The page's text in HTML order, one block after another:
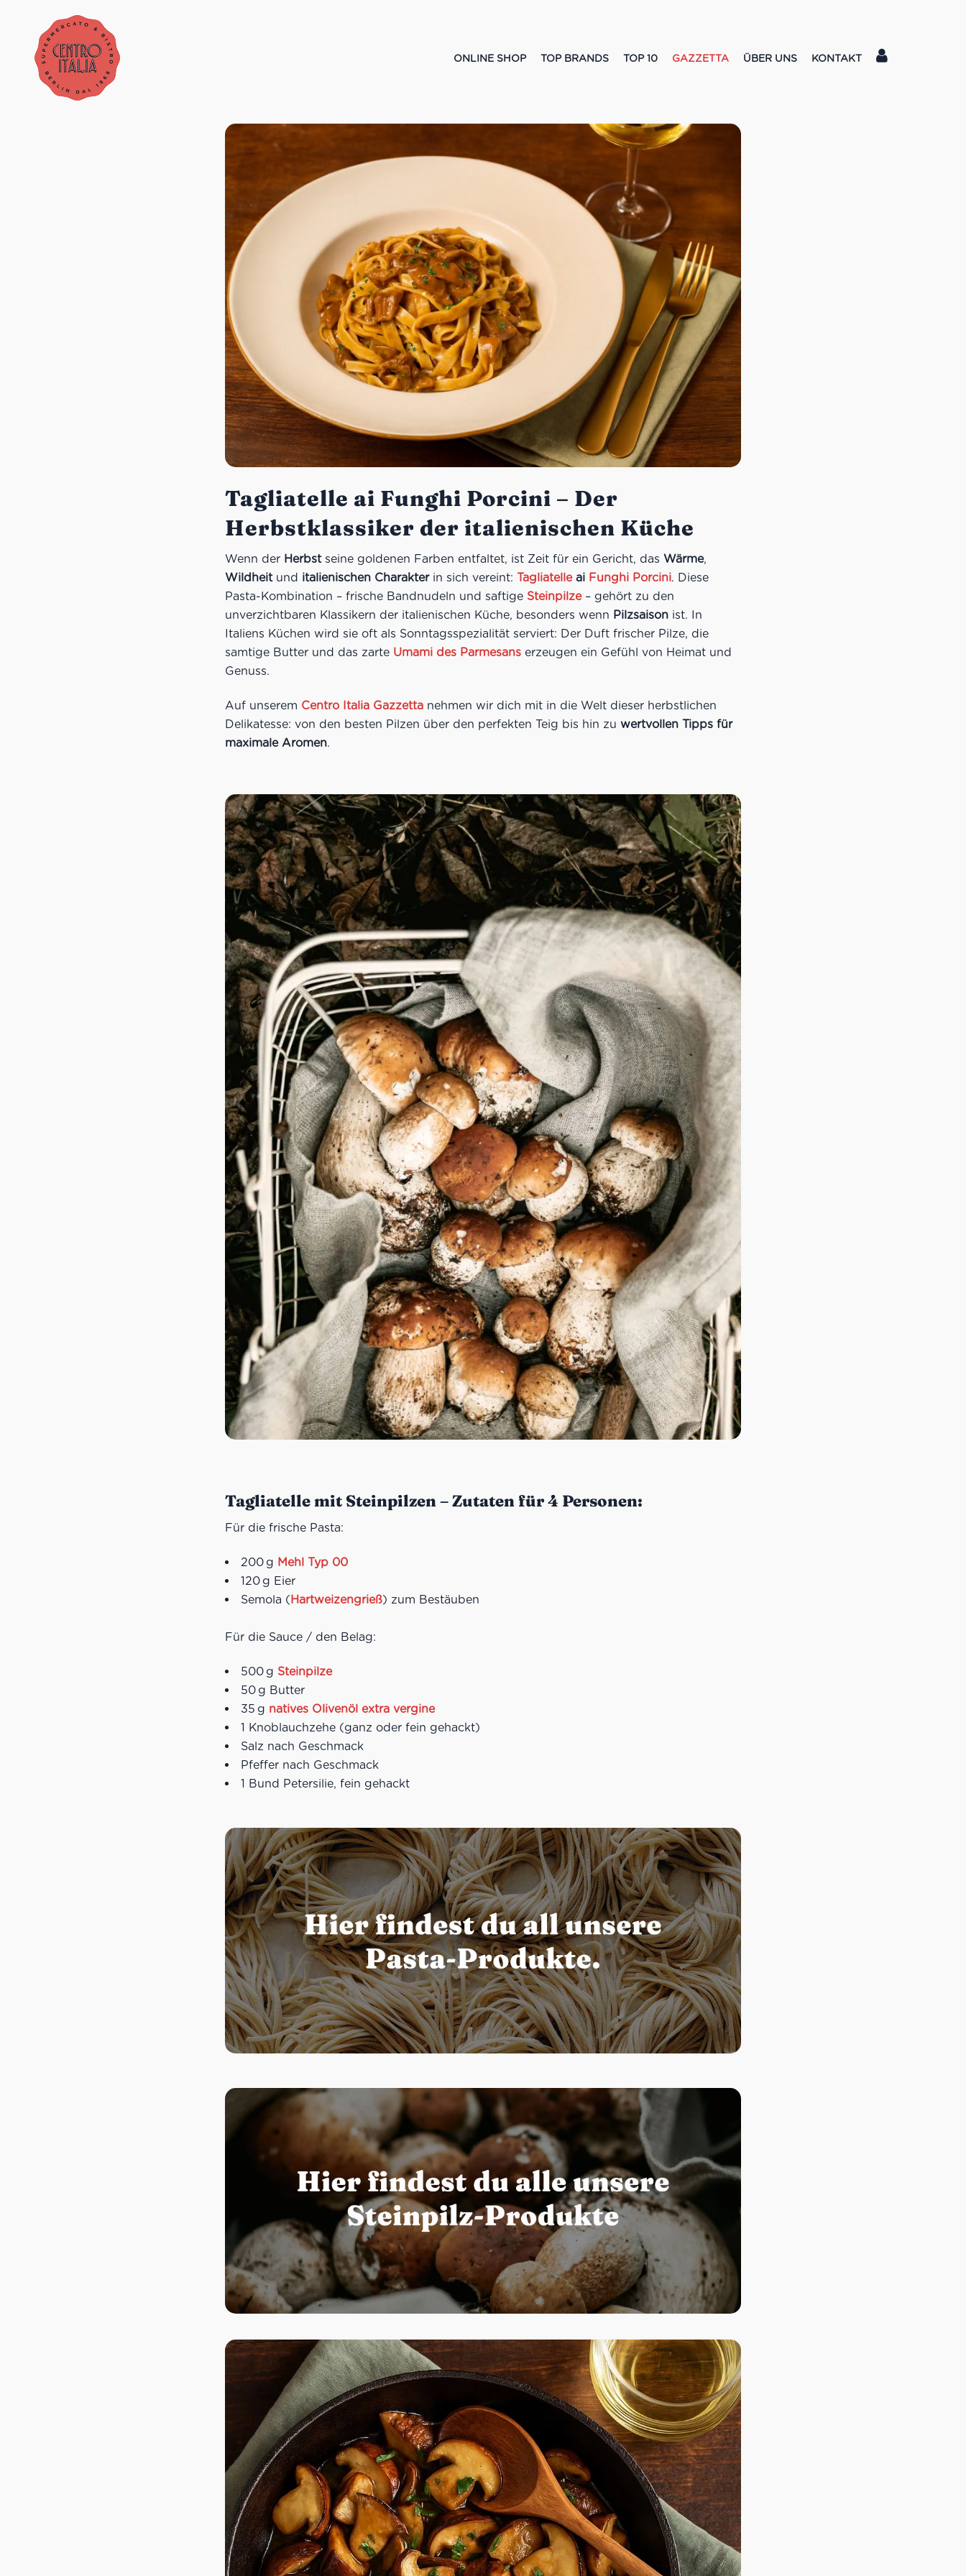
ONLINE SHOP TOP BRANDS TOP 10 GAZZETTA ÜBER UNS KONTAKT
Tagliatelle ai Funghi Porcini – Der
Herbstklassiker der italienischen Küche
Wenn der Herbstseine goldenen Farben entfaltet, ist Zeit für ein Gericht, das Wärme,
Wildheitund italienischen Charakterin sich vereint:Tagliatelleai Funghi Porcini. Diese
Pasta-Kombination – frische Bandnudeln und saftige Steinpilze– gehört zu den
unverzichtbaren Klassikern der italienischen Küche, besonders wenn Pilzsaison ist. In
Italiens Küchen wird sie oft als Sonntagsspezialität serviert: Der Duft frischer Pilze, die
samtige Butter und das zarte Umami des Parmesans erzeugen ein Gefühl von Heimat und
Genuss.
Auf unserem Centro Italia Gazzetta nehmen wir dich mit in die Welt dieser herbstlichen
Delikatesse: von den besten Pilzen über den perfekten Teig bis hin zuwertvollen Tipps für
maximale Aromen.
Tagliatelle mit Steinpilzen – Zutaten für 4 Personen:
Für die frische Pasta:
200 g Mehl Typ 00
120 g Eier
Semola (Hartweizengrieß) zum Bestäuben
Für die Sauce / den Belag:
500 g Steinpilze
50 g Butter
35 g natives Olivenöl extra vergine
1 Knoblauchzehe (ganz oder fein gehackt)
Salz nach Geschmack
Pfeffer nach Geschmack
1 Bund Petersilie, fein gehackt